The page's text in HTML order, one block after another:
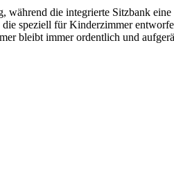
die integrierte Sitzbank eine
speziell für Kinderzimmer
bleibt immer ordentlich und